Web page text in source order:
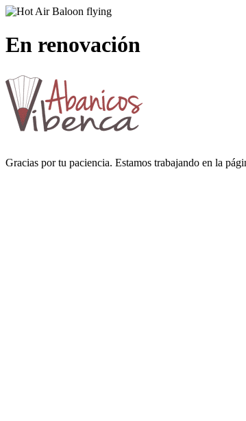
En renovación
Gracias por tu paciencia. Estamos trabajando en la